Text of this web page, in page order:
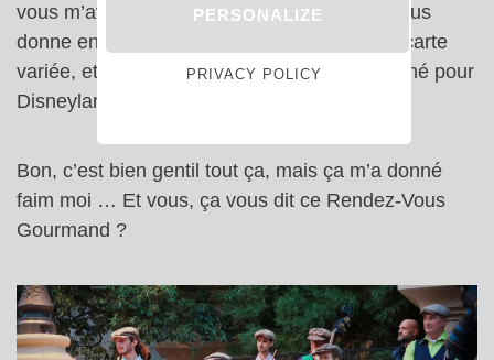
vous m’avez fait sur Youtube et Facebook vous
donne envie vous aussi ! Prix raisonnables, carte
variée, et bonne ambiance, c’est un pari gagné pour
Disneyland Paris.
Bon, c’est bien gentil tout ça, mais ça m’a donné
faim moi … Et vous, ça vous dit ce Rendez-Vous
Gourmand ?
PERSONALIZE
PRIVACY POLICY